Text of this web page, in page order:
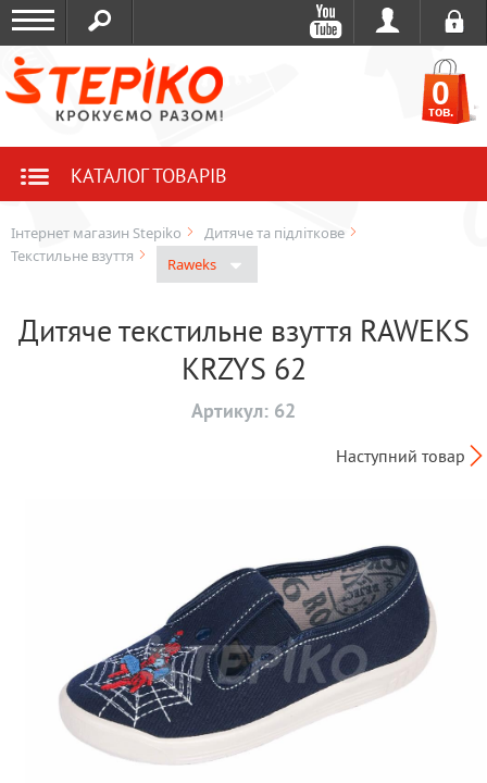
0
тов.
КАТАЛОГ ТОВАРІВ
Інтернет магазин Stepiko
Дитяче та підліткове
Текстильне взуття
Raweks
Дитяче текстильне взуття RAWEKS
KRZYS 62
Артикул: 62
Наступний товар